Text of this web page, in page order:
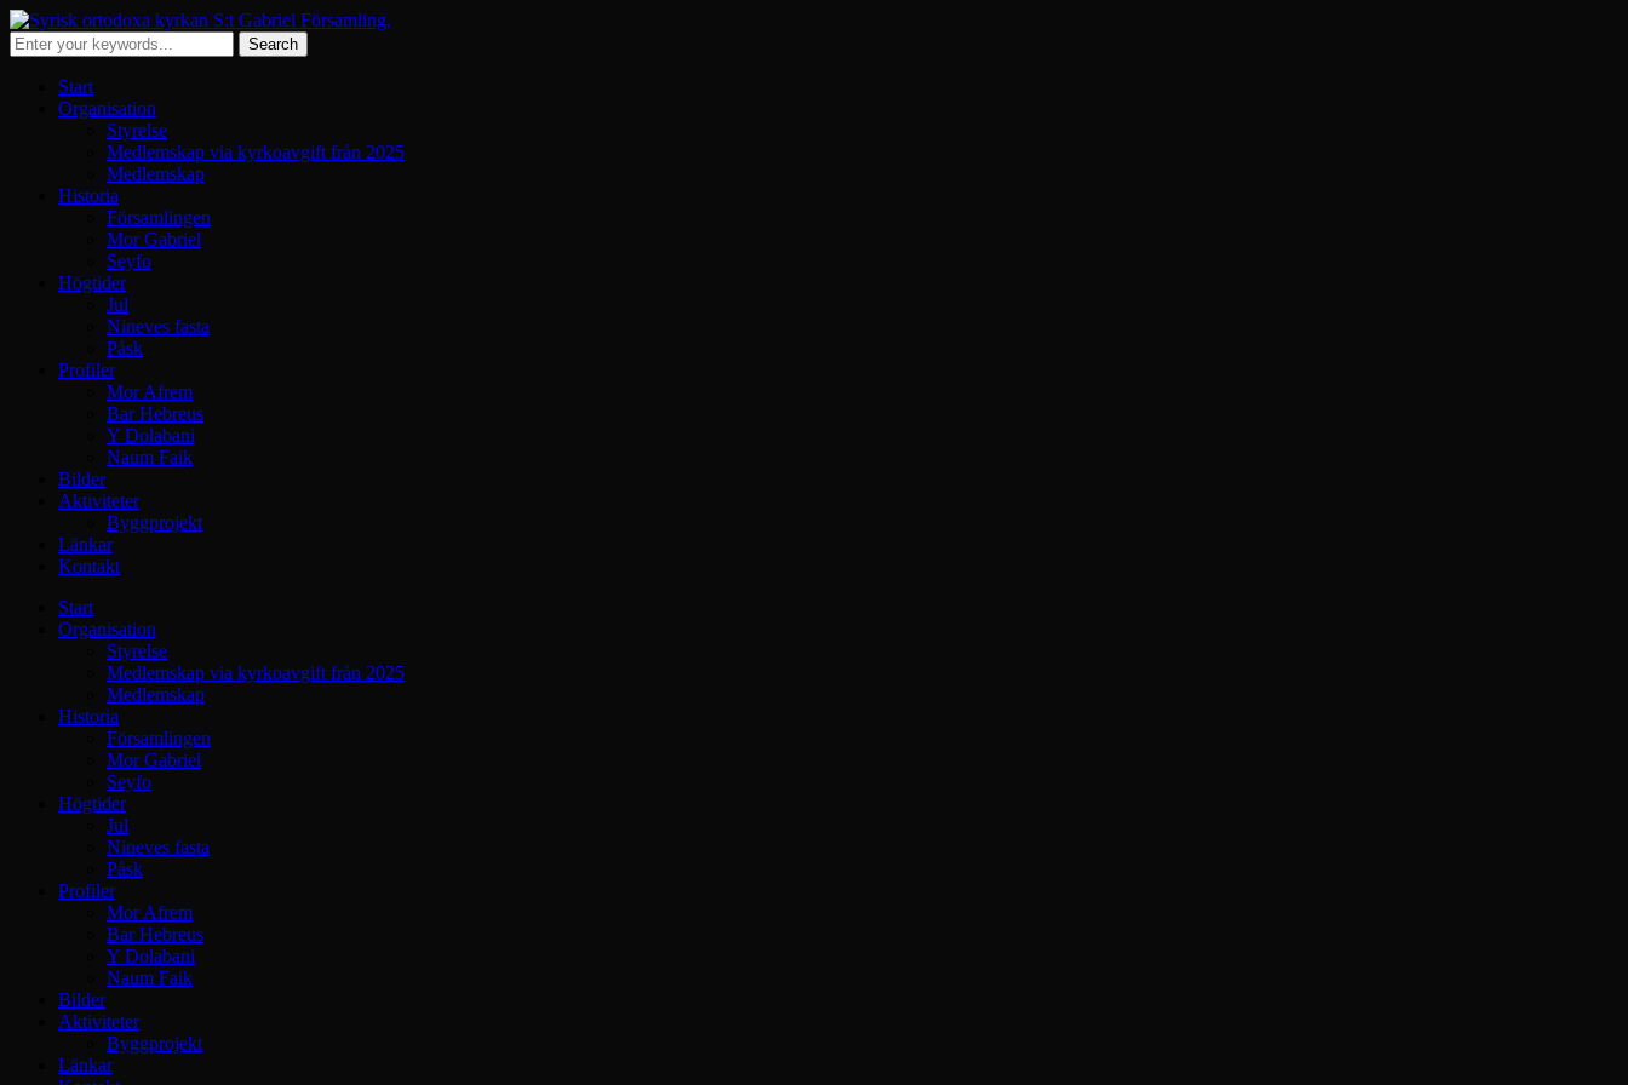
Start
Organisation
Styrelse
Medlemskap via kyrkoavgift från 2025
Medlemskap
Historia
Församlingen
Mor Gabriel
Seyfo
Högtider
Jul
Nineves fasta
Påsk
Profiler
Mor Afrem
Bar Hebreus
Y Dolabani
Naum Faik
Bilder
Aktiviteter
Byggprojekt
Länkar
Kontakt
Start
Organisation
Styrelse
Medlemskap via kyrkoavgift från 2025
Medlemskap
Historia
Församlingen
Mor Gabriel
Seyfo
Högtider
Jul
Nineves fasta
Påsk
Profiler
Mor Afrem
Bar Hebreus
Y Dolabani
Naum Faik
Bilder
Aktiviteter
Byggprojekt
Länkar